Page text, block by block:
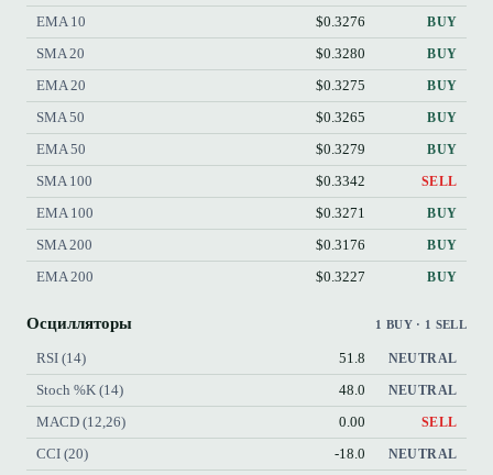
EMA 10 $0.3276 BUY
SMA 20 $0.3280 BUY
EMA 20 $0.3275 BUY
SMA 50 $0.3265 BUY
EMA 50 $0.3279 BUY
SMA 100 $0.3342 SELL
EMA 100 $0.3271 BUY
SMA 200 $0.3176 BUY
EMA 200 $0.3227 BUY
Осцилляторы 1 BUY · 1 SELL
RSI (14) 51.8 NEUTRAL
Stoch %K (14) 48.0 NEUTRAL
MACD (12,26) 0.00 SELL
CCI (20) -18.0 NEUTRAL